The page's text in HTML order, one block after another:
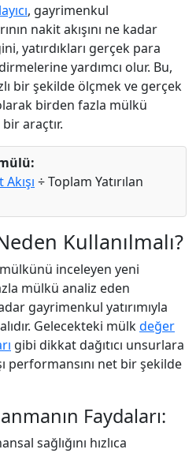
, gayrimenkul
nakit akışını ne kadar
yatırdıkları gerçek para
yardımcı olur. Bu,
bir şekilde ölçmek ve gerçek
birden fazla mülkü
araçtır.
÷ Toplam Yatırılan
Kullanılmalı?
mülkünü inceleyen yeni
mülkü analiz eden
gayrimenkul yatırımıyla
Gelecekteki mülkdeğer
gibi dikkat dağıtıcı unsurlara
performansını net bir şekilde
Faydaları:
sağlığını hızlıca